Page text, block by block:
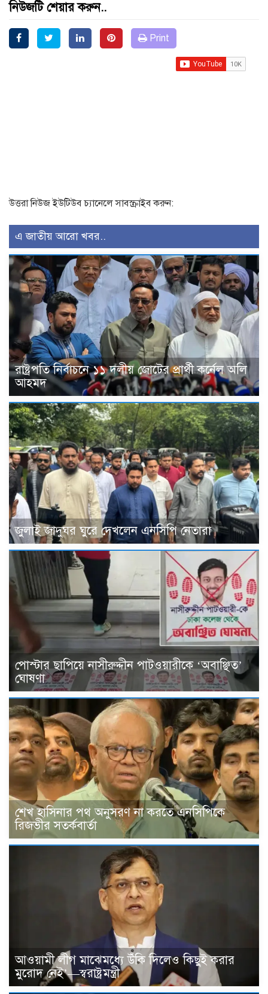
নিউজটি শেয়ার করুন..
Print
উত্তরা নিউজ ইউটিউব চ্যানেলে সাবস্ক্রাইব করুন:
এ জাতীয় আরো খবর..
রাষ্ট্রপতি নির্বাচনে ১১ দলীয় জোটের প্রার্থী কর্নেল অলি
আহমদ
জুলাই জাদুঘর ঘুরে দেখলেন এনসিপি নেতারা
পোস্টার ছাপিয়ে নাসীরুদ্দীন পাটওয়ারীকে ‘অবাঞ্ছিত’
ঘোষণা
শেখ হাসিনার পথ অনুসরণ না করতে এনসিপিকে
রিজভীর সতর্কবার্তা
আওয়ামী লীগ মাঝেমধ্যে উঁকি দিলেও কিছুই করার
মুরোদ নেই’—স্বরাষ্ট্রমন্ত্রী